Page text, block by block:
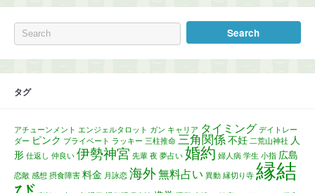
タグ
アチューンメント エンジェルタロット ガン キャリア タイミング デイトレー
ダー ピンク プライベート ラッキー 三柱推命 三角関係 不妊 二荒山神社 人
形 仕返し 仲良い 伊勢神宮 先輩 夜 夢占い 婚約 婦人病 学生 小指 広島
恋敵 感想 摂食障害 料金 月詠恋 海外無料占い 異動 縁切り寺 縁結